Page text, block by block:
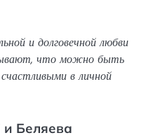
и долговечной любви
что можно быть
в личной
Беляева